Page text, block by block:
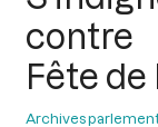
contre
Fête de
Archives